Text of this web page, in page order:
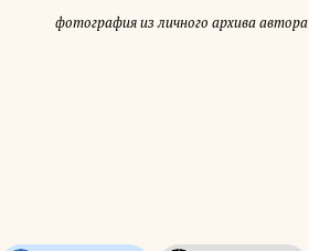
фотография из личного архива автора